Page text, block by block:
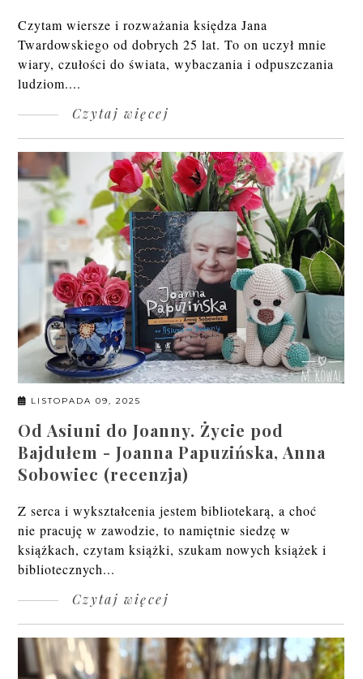
Czytam wiersze i rozważania księdza Jana
Twardowskiego od dobrych 25 lat. To on uczył mnie
wiary, czułości do świata, wybaczania i odpuszczania
ludziom....
Czytaj więcej
LISTOPADA 09, 2025
Od Asiuni do Joanny. Życie pod
Bajdułem - Joanna Papuzińska, Anna
Sobowiec (recenzja)
Z serca i wykształcenia jestem bibliotekarą, a choć
nie pracuję w zawodzie, to namiętnie siedzę w
książkach, czytam książki, szukam nowych książek i
bibliotecznych...
Czytaj więcej